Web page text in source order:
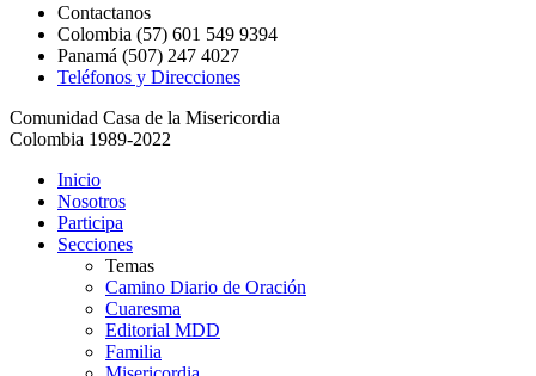
Contactanos
Colombia (57) 601 549 9394
Panamá (507) 247 4027
Teléfonos y Direcciones
Comunidad Casa de la Misericordia
Colombia 1989-2022
Inicio
Nosotros
Participa
Secciones
Temas
Camino Diario de Oración
Cuaresma
Editorial MDD
Familia